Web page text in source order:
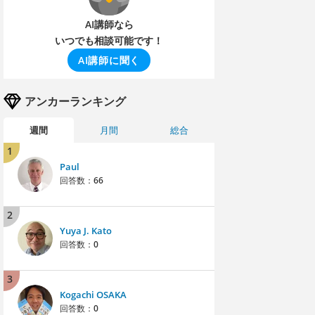
AI講師なら
いつでも相談可能です！
AI講師に聞く
アンカーランキング
週間 月間 総合
1
Paul
回答数： 66
2
Yuya J. Kato
回答数： 0
3
Kogachi OSAKA
回答数： 0